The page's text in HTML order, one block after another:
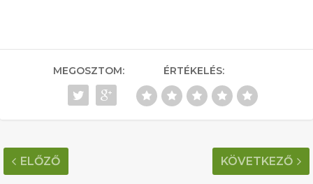
MEGOSZTOM: ÉRTÉKELÉS:
ELŐZŐ KÖVETKEZŐ